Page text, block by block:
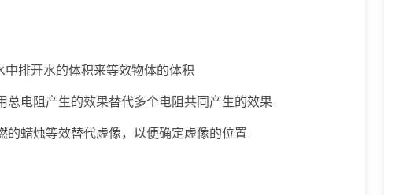
排开水的体积来等效物体的体积
电阻产生的效果替代多个电阻共同产生的效果
蜡烛等效替代虚像，以便确定虚像的位置